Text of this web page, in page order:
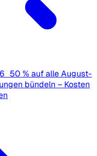
50 % auf alle August-
bündeln – Kosten